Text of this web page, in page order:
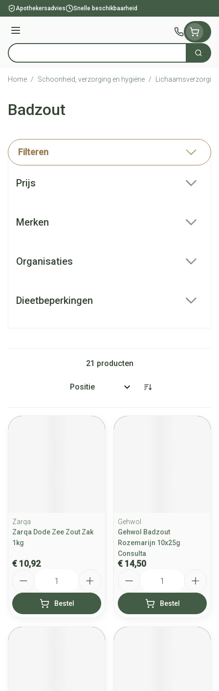
Ga naar de inhoud
Apothekersadvies Snelle beschikbaarheid
Menu
Product, merk, categorie... Zoek
Home / Schoonheid, verzorging en hygiëne / Lichaamsverzorging
Badzout
Filteren
Prijs
Merken
Organisaties
Dieetbeperkingen
21 producten
Sorteer op:
Zarqa
Zarqa Dode Zee Zout Zak
1kg
€ 10,92
Bestel
Gehwol
Gehwol Badzout
Rozemarijn 10x25g
Consulta
€ 14,50
Bestel